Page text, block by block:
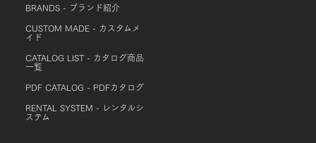
BRANDS - ブランド紹介
CUSTOM MADE - カスタムメ
イド
CATALOG LIST - カタログ商品
一覧
PDF CATALOG - PDFカタログ
RENTAL SYSTEM - レンタルシ
ステム